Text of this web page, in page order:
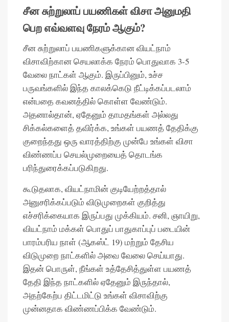
சீன சுற்றுலாப் பயணிகள் விசா அனுமதி
பெற எவ்வளவு நேரம் ஆகும்?
சீன சுற்றுலாப் பயணிகளுக்கான வியட்நாம்
விசாவிற்கான செயலாக்க நேரம் பொதுவாக 3-5
வேலை நாட்கள் ஆகும். இருப்பினும், உச்ச
பருவங்களில் இந்த காலக்கெடு நீட்டிக்கப்படலாம்
என்பதை கவனத்தில் கொள்ள வேண்டும்.
அதனால்தான், ஏதேனும் தாமதங்கள் அல்லது
சிக்கல்களைத் தவிர்க்க, உங்கள் பயணத் தேதிக்கு
குறைந்தது ஒரு வாரத்திற்கு முன்பே உங்கள் விசா
விண்ணப்ப செயல்முறையைத் தொடங்க
பரிந்துரைக்கப்படுகிறது.
கூடுதலாக, வியட்நாமின் குடியேற்றத்தால்
அனுசரிக்கப்படும் விடுமுறைகள் குறித்து
எச்சரிக்கையாக இருப்பது முக்கியம். சனி, ஞாயிறு,
வியட்நாம் மக்கள் பொதுப் பாதுகாப்புப் படையின்
பாரம்பரிய நாள் (ஆகஸ்ட் 19) மற்றும் தேசிய
விடுமுறை நாட்களில் அவை வேலை செய்யாது.
இதன் பொருள், நீங்கள் உத்தேசித்துள்ள பயணத்
தேதி இந்த நாட்களில் ஏதேனும் இருந்தால்,
அதற்கேற்ப திட்டமிட்டு உங்கள் விசாவிற்கு
முன்னதாக விண்ணப்பிக்க வேண்டும்.